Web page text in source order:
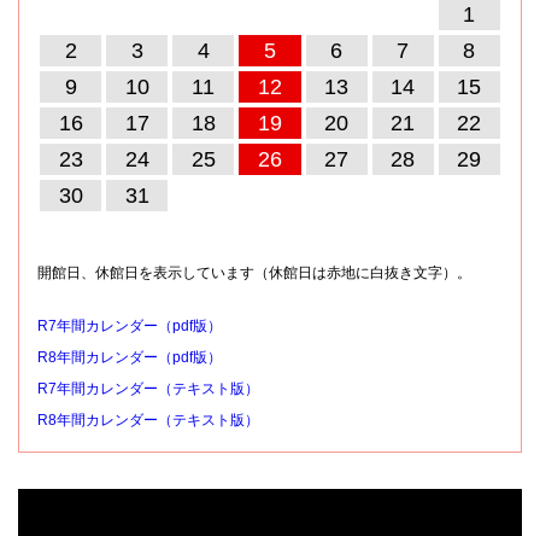
1
2
3 4 5 6 7
8
9
10 11 12 13 14
15
16
17 18 19 20 21
22
23
24 25 26 27 28
29
30
31
開館日、休館日を表示しています（休館日は赤地に白抜き文字）。
R7年間カレンダー（pdf版）
R8年間カレンダー（pdf版）
R7年間カレンダー（テキスト版）
R8年間カレンダー（テキスト版）